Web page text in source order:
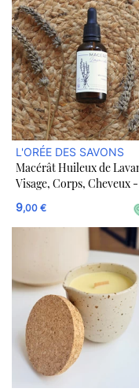
L'ORÉE DES SAVONS
Macérât Huileux de
Visage, Corps, Cheveux -
délicate et irritée
9,00 €